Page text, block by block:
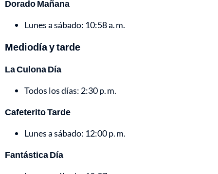
Dorado Mañana
Lunes a sábado: 10:58 a. m.
Mediodía y tarde
La Culona Día
Todos los días: 2:30 p. m.
Cafeterito Tarde
Lunes a sábado: 12:00 p. m.
Fantástica Día